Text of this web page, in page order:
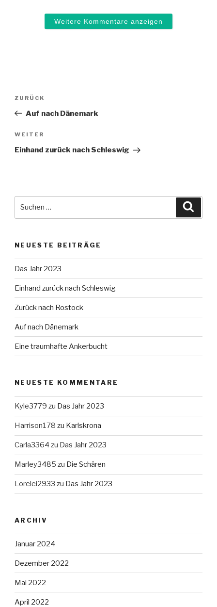
Weitere Kommentare anzeigen
Beitragsnavigation
Vorheriger
Beitrag
ZURÜCK
Auf nach Dänemark
Nächster
Beitrag
WEITER
Einhand zurück nach Schleswig
NEUESTE BEITRÄGE
Das Jahr 2023
Einhand zurück nach Schleswig
Zurück nach Rostock
Auf nach Dänemark
Eine traumhafte Ankerbucht
NEUESTE KOMMENTARE
Kyle3779 zu Das Jahr 2023
Harrison178 zu Karlskrona
Carla3364 zu Das Jahr 2023
Marley3485 zu Die Schären
Lorelei2933 zu Das Jahr 2023
ARCHIV
Januar 2024
Dezember 2022
Mai 2022
April 2022